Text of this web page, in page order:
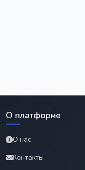
О платформе
О нас
Контакты